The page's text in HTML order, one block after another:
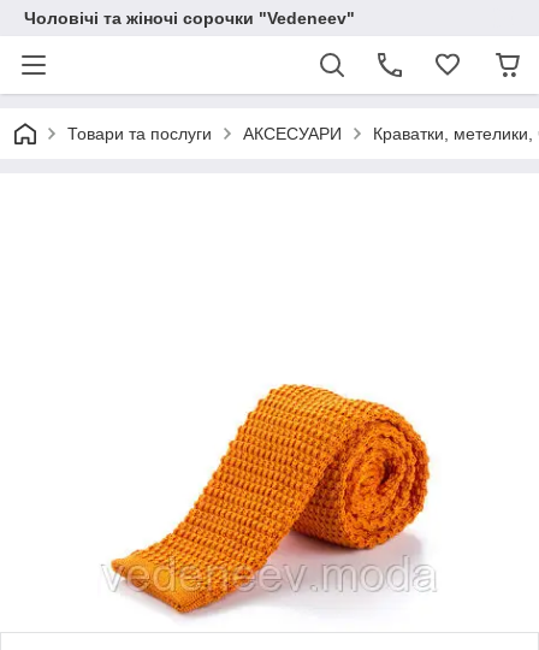
Чоловічі та жіночі сорочки "Vedeneev"
Товари та послуги АКСЕСУАРИ Краватки, метелики,